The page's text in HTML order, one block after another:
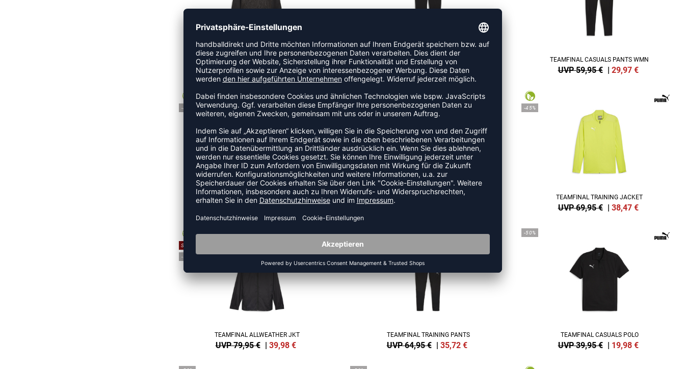
TEAMFINAL WARM TOP
UVP 74,95 € |37,48 €
TEAMFINAL CASUALS PANTS
UVP 59,95 € |32,97 €
TEAMFINAL CASUALS PANTS WMN
UVP 59,95 € | 29,97 €
-45%
TEAMFINAL TRAINING JACKET
-45%
TEAMFINAL TRAINING JACKET
-45%
TEAMFINAL TRAINING JACKET
UVP 69,95 € | 38,47 €
SALE
-50%
TEAMFINAL ALLWEATHER JKT
UVP 79,95 € | 39,98 €
-45%
TEAMFINAL TRAINING PANTS
UVP 64,95 € | 35,72 €
-50%
TEAMFINAL CASUALS POLO
UVP 39,95 € | 19,98 €